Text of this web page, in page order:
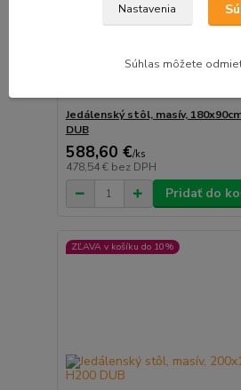
Jedálenský stôl, masív,
DUB
588,60 €/ks
478,54 € bez DPH
Pridať do
ZĽAVA v košíku do 10%
Nastavenia
Súhlas môžete